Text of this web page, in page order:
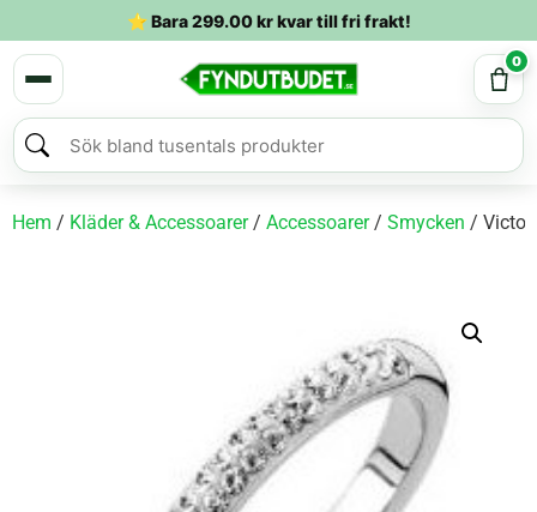
⭐ Bara299.00krkvar till fri frakt!
0
Hem / Kläder & Accessoarer/ Accessoarer/ Smycken /